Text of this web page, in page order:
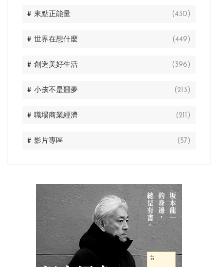
# 來點正能量 (430)
# 世界在想什麼 (449)
# 創造美好生活 (396)
# 小孩不是噩夢 (213)
# 職場商業經濟 (211)
# 影片專區 (57)